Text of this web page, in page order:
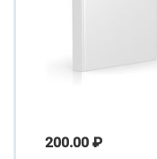
200.00 ₽